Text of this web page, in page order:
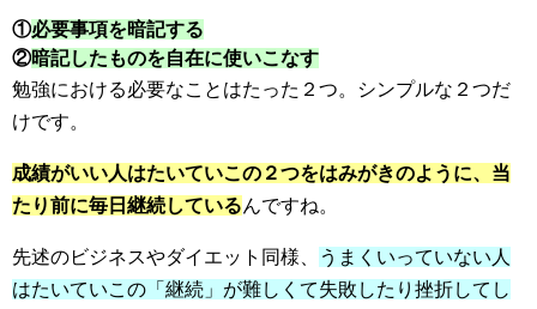
①必要事項を暗記する
②暗記したものを自在に使いこなす
勉強における必要なことはたった２つ。シンプルな２つだ
けです。
成績がいい人はたいていこの２つをはみがきのように、当
たり前に毎日継続しているんですね。
先述のビジネスやダイエット同様、
うまくいっていない人
はたいていこの「継続」が難しくて失敗したり挫折してし